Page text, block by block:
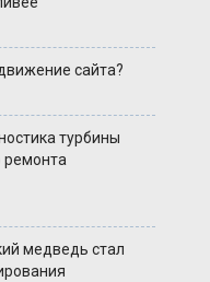
сайта?
турбины
ремонта
медведь стал